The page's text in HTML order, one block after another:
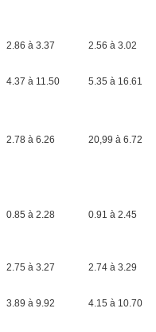
2.86 à 3.37 2.56 à 3.02
4.37 à 11.50 5.35 à 16.61
2.78 à 6.26 20,99 à 6.72
0.85 à 2.28 0.91 à 2.45
2.75 à 3.27 2.74 à 3.29
3.89 à 9.92 4.15 à 10.70